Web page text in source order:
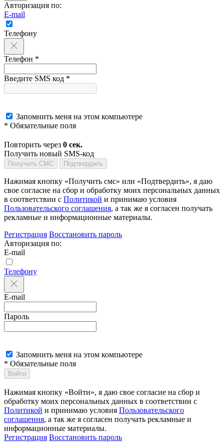
Авторизация по:
E-mail
Телефону
Телефон *
Введите SMS код *
Запомнить меня на этом компьютере
* Обязательные поля
Повторить через 0 сек.
Получить новый SMS-код
Получить СМС Подтвердить
Нажимая кнопку «Получить смс» или «Подтвердить», я даю
свое согласие на сбор и обработку моих персональных данных
в соответствии с Политикой и принимаю условия
Пользовательского соглашения, а так же я согласен получать
рекламные и информационные материалы.
Регистрация Восстановить пароль
Авторизация по:
E-mail
Телефону
E-mail
Пароль
Запомнить меня на этом компьютере
* Обязательные поля
Войти
Нажимая кнопку «Войти», я даю свое согласие на сбор и
обработку моих персональных данных в соответствии с
Политикой и принимаю условия Пользовательского
соглашения, а так же я согласен получать рекламные и
информационные материалы.
Регистрация Восстановить пароль